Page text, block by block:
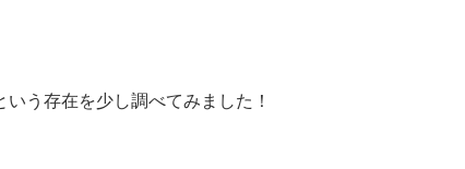
う存在を少し調べてみました！